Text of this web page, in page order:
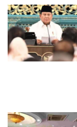
Penjajahan
Ekonomi Politik
Simposium
Undang-Undang
Perekonomian
Kesejahteraan